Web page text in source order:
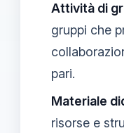
Attività di
gruppi che
pari.
Materiale
risorse e